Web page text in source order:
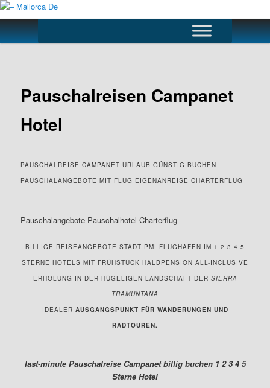
Skip
to
primary
content
Main
menu
Pauschalreisen Campanet
Hotel
PAUSCHALREISE CAMPANET URLAUB GÜNSTIG BUCHEN
PAUSCHALANGEBOTE MIT FLUG EIGENANREISE CHARTERFLUG
Pauschalangebote Pauschalhotel Charterflug
BILLIGE REISEANGEBOTE STADT PMI FLUGHAFEN IM 1 2 3 4 5
STERNE HOTELS MIT FRÜHSTÜCK HALBPENSION ALL-INCLUSIVE
ERHOLUNG IN DER HÜGELIGEN LANDSCHAFT DER SIERRA
TRAMUNTANA
IDEALER AUSGANGSPUNKT FÜR WANDERUNGEN UND
RADTOUREN.
last-minute Pauschalreise Campanet billig buchen 1 2 3 4 5
Sterne Hotel